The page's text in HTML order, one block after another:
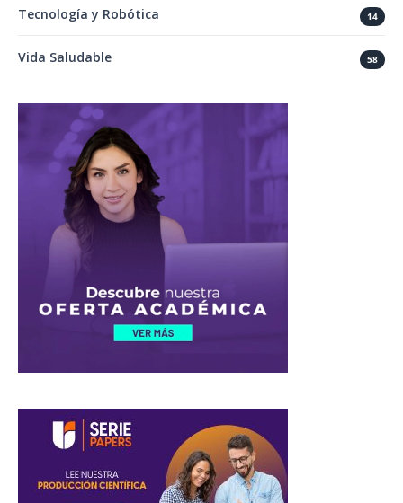
Tecnología y Robótica 14
Vida Saludable 58